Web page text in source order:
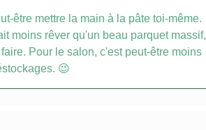
être mettre la main à la pâte toi-même.
moins rêver qu'un beau parquet massif,
Pour le salon, c'est peut-être moins
😉